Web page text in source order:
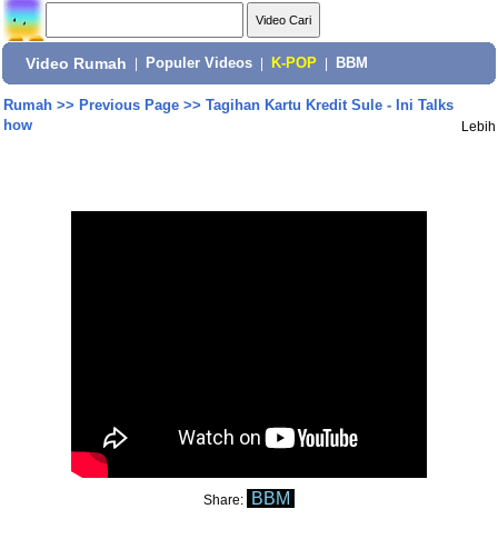
Video Rumah Populer Videos K-POP BBM
Rumah>> Previous Page>> Tagihan Kartu Kredit Sule - Ini Talks
how
Lebih
Share: BBM